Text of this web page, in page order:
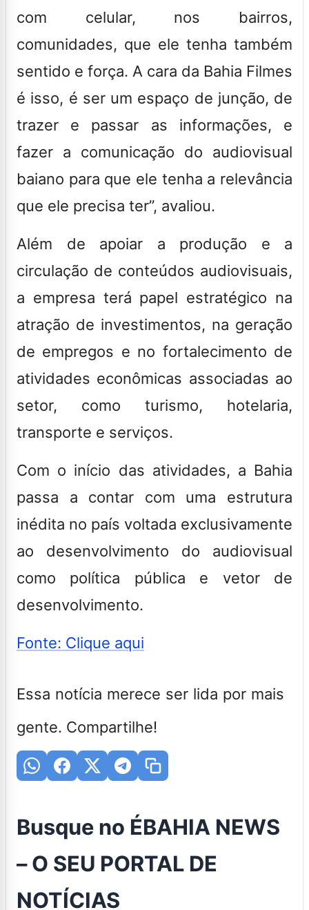
com celular, nos bairros,
comunidades, que ele tenha também
sentido e força. A cara da Bahia Filmes
é isso, é ser um espaço de junção, de
trazer e passar as informações, e
fazer a comunicação do audiovisual
baiano para que ele tenha a relevância
que ele precisa ter”, avaliou.
Além de apoiar a produção e a
circulação de conteúdos audiovisuais,
a empresa terá papel estratégico na
atração de investimentos, na geração
de empregos e no fortalecimento de
atividades econômicas associadas ao
setor, como turismo, hotelaria,
transporte e serviços.
Com o início das atividades, a Bahia
passa a contar com uma estrutura
inédita no país voltada exclusivamente
ao desenvolvimento do audiovisual
como política pública e vetor de
desenvolvimento.
Fonte: Clique aqui
Essa notícia merece ser lida por mais
gente. Compartilhe!
Busque no ÉBAHIA NEWS
– O SEU PORTAL DE
NOTÍCIAS